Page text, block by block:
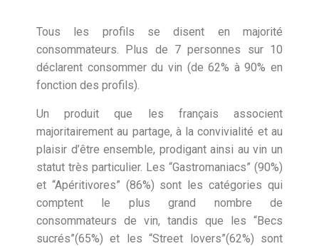
Tous les profils se disent en majorité
consommateurs. Plus de 7 personnes sur 10
déclarent consommer du vin (de 62% à 90% en
fonction des profils).
Un produit que les français associent
majoritairement au partage, à la convivialité et au
plaisir d’être ensemble, prodigant ainsi au vin un
statut très particulier. Les “Gastromaniacs” (90%)
et “Apéritivores” (86%) sont les catégories qui
comptent le plus grand nombre de
consommateurs de vin, tandis que les “Becs
sucrés”(65%) et les “Street lovers”(62%) sont